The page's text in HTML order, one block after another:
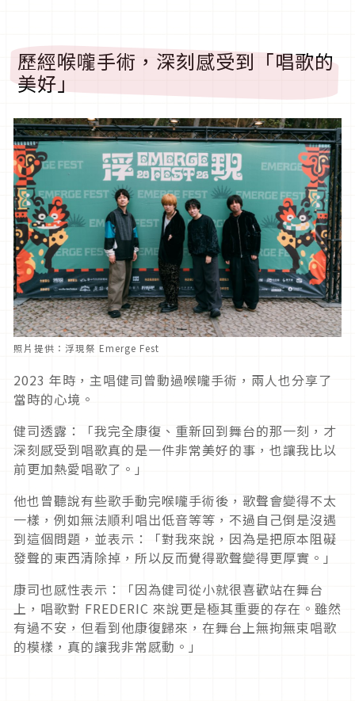
歷經喉嚨手術，深刻感受到「唱歌的
美好」
照片提供：浮現祭 Emerge Fest
2023 年時，主唱健司曾動過喉嚨手術，兩人也分享了
當時的心境。
健司透露：「我完全康復、重新回到舞台的那一刻，才
深刻感受到唱歌真的是一件非常美好的事，也讓我比以
前更加熱愛唱歌了。」
他也曾聽說有些歌手動完喉嚨手術後，歌聲會變得不太
一樣，例如無法順利唱出低音等等，不過自己倒是沒遇
到這個問題，並表示：「對我來說，因為是把原本阻礙
發聲的東西清除掉，所以反而覺得歌聲變得更厚實。」
康司也感性表示：「因為健司從小就很喜歡站在舞台
上，唱歌對 FREDERIC 來說更是極其重要的存在。雖然
有過不安，但看到他康復歸來，在舞台上無拘無束唱歌
的模樣，真的讓我非常感動。」